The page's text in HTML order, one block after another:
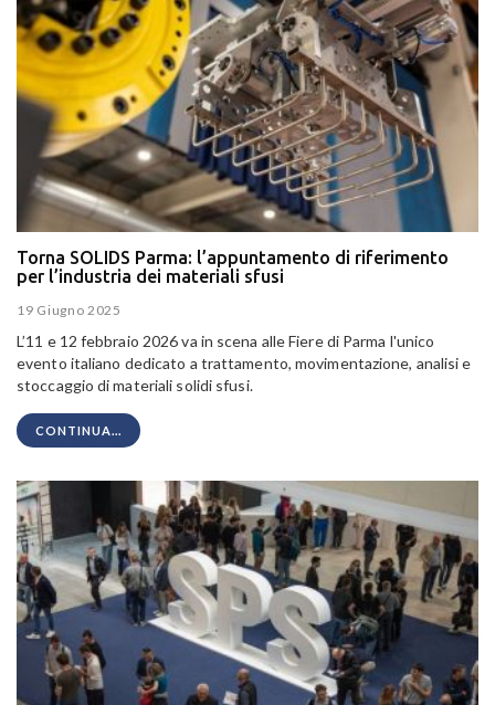
Torna SOLIDS Parma: l’appuntamento di riferimento
per l’industria dei materiali sfusi
19 Giugno 2025
L’11 e 12 febbraio 2026 va in scena alle Fiere di Parma l'unico
evento italiano dedicato a trattamento, movimentazione, analisi e
stoccaggio di materiali solidi sfusi.
CONTINUA...